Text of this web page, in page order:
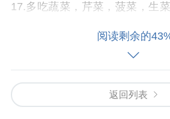
17.多吃蔬菜，芹菜，菠菜，生
18.多揉腹，睡前或者清晨揉腹5分
19.每天补充益生菌，帮助肠道
阅读剩余的
返回列表